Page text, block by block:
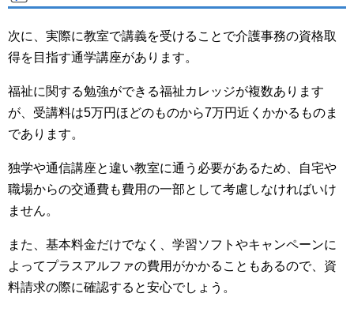
次に、実際に教室で講義を受けることで介護事務の資格取
得を目指す通学講座があります。
福祉に関する勉強ができる福祉カレッジが複数あります
が、受講料は5万円ほどのものから7万円近くかかるものま
であります。
独学や通信講座と違い教室に通う必要があるため、自宅や
職場からの交通費も費用の一部として考慮しなければいけ
ません。
また、基本料金だけでなく、学習ソフトやキャンペーンに
よってプラスアルファの費用がかかることもあるので、資
料請求の際に確認すると安心でしょう。